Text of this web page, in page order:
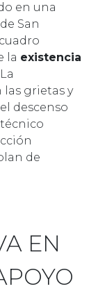
en una
San
la existencia
grietas y
descenso
de
EN